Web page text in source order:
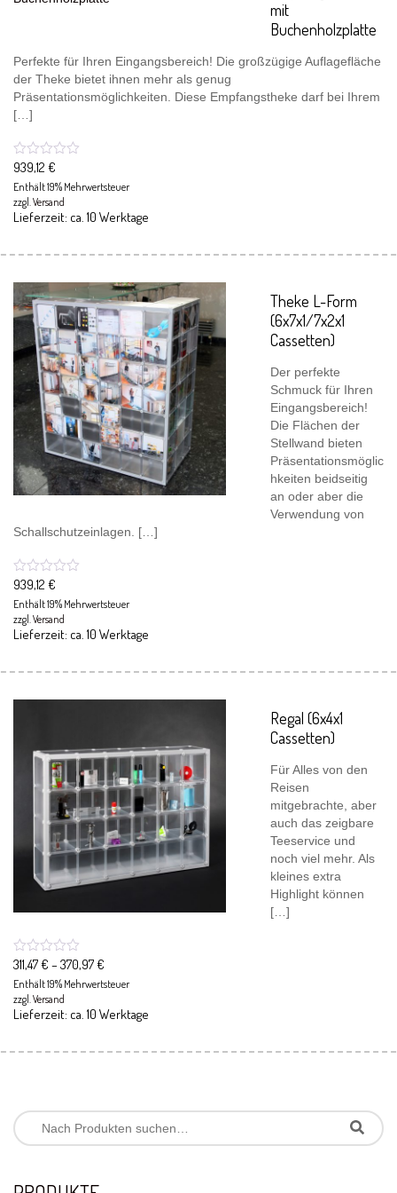
mit
Buchenholzplatte
Perfekte für Ihren Eingangsbereich! Die großzügige Auflagefläche
der Theke bietet ihnen mehr als genug
Präsentationsmöglichkeiten. Diese Empfangstheke darf bei Ihrem
[…]
939,12 €
Enthält 19% Mehrwertsteuer
zzgl.Versand
Lieferzeit: ca. 10 Werktage
Theke L-Form
(6x7x1/7x2x1
Cassetten)
Der perfekte
Schmuck für Ihren
Eingangsbereich!
Die Flächen der
Stellwand bieten
Präsentationsmöglic
hkeiten beidseitig
an oder aber die
Verwendung von
Schallschutzeinlagen. […]
939,12 €
Enthält 19% Mehrwertsteuer
zzgl.Versand
Lieferzeit: ca. 10 Werktage
Regal (6x4x1
Cassetten)
Für Alles von den
Reisen
mitgebrachte, aber
auch das zeigbare
Teeservice und
noch viel mehr. Als
kleines extra
Highlight können
[…]
311,47€ –370,97€
Enthält 19% Mehrwertsteuer
zzgl.Versand
Lieferzeit: ca. 10 Werktage